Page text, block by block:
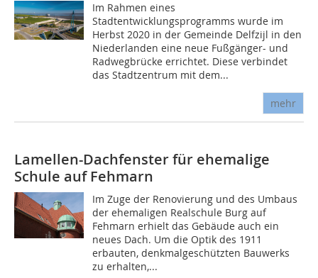
Im Rahmen eines
Stadtentwicklungsprogramms wurde im
Herbst 2020 in der Gemeinde Delfzijl in den
Niederlanden eine neue Fußgänger- und
Radwegbrücke errichtet. Diese verbindet
das Stadtzentrum mit dem...
mehr
Lamellen-Dachfenster für ehemalige
Schule auf Fehmarn
Im Zuge der Renovierung und des Umbaus
der ehemaligen Realschule Burg auf
Fehmarn erhielt das Gebäude auch ein
neues Dach. Um die Optik des 1911
erbauten, denkmalgeschützten Bauwerks
zu erhalten,...